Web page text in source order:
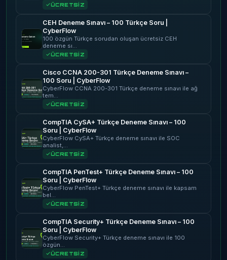
ÜCRETSİZ
CEH Deneme Sınavı – 100 Türkçe Soru |
CyberFlow
100 özgün Türkçe sorudan oluşan ücretsiz CEH
deneme sı…
ÜCRETSİZ
Cisco CCNA 200-301 Türkçe Deneme Sınavı –
100 Soru | CyberFlow
CyberFlow CCNA 200-301 Türkçe deneme sınavı ile ağ
tem…
ÜCRETSİZ
CompTIA CySA+ Türkçe Deneme Sınavı – 100
Soru | CyberFlow
CyberFlow CySA+ Türkçe deneme sınavı ile SOC
analist,…
ÜCRETSİZ
CompTIA PenTest+ Türkçe Deneme Sınavı – 100
Soru | CyberFlow
CyberFlow PenTest+ Türkçe deneme sınavı ile kapsam
bel…
ÜCRETSİZ
CompTIA Security+ Türkçe Deneme Sınavı – 100
Soru | CyberFlow
CyberFlow Security+ Türkçe deneme sınavı ile 100
özgün…
ÜCRETSİZ